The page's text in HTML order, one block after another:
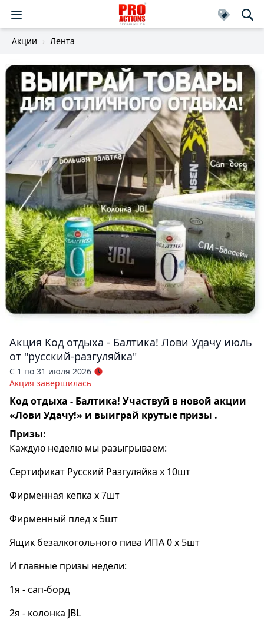
Акции Лента
Акция Код отдыха - Балтика! Лови Удачу июль
от "русский-разгуляйка"
С 1 по 31 июля 2026
Акция завершилась
Код отдыха - Балтика! Участвуй в новой акции
«Лови Удачу!» и выиграй крутые призы .
Призы:
Каждую неделю мы разыгрываем:
Сертификат Русский Разгуляйка х 10шт
Фирменная кепка х 7шт
Фирменный плед х 5шт
Ящик безалкогольного пива ИПА 0 х 5шт
И главные призы недели:
1я - сап-борд
2я - колонка JBL